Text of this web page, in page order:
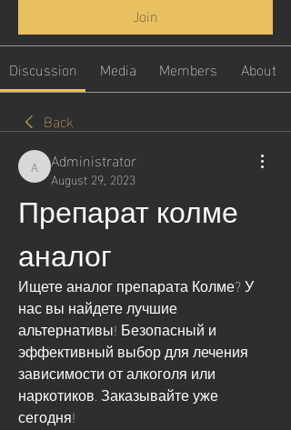
Join
Discussion Media Members
About
Back
Administrator
Administrator
August 29, 2023
Препарат колме
аналог
Ищете аналог препарата Колме? У
нас вы найдете лучшие
альтернативы! Безопасный и
эффективный выбор для лечения
зависимости от алкоголя или
наркотиков. Заказывайте уже
сегодня!